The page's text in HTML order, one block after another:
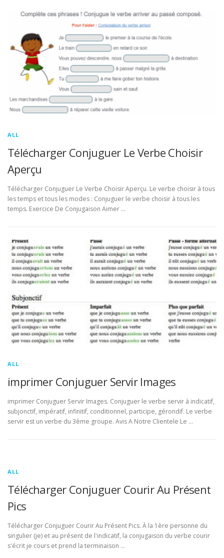
ALL
Télécharger Conjuguer Le Verbe Choisir
Aperçu
Télécharger Conjuguer Le Verbe Choisir Aperçu. Le verbe choisir à tous
les temps et tous les modes : Conjuguer le verbe choisir à tous les
temps. Exercice De Conjugaison Aimer …
ALL
imprimer Conjuguer Servir Images
imprimer Conjuguer Servir Images. Conjuguer le verbe servir à indicatif,
subjonctif, impératif, infinitif, conditionnel, participe, gérondif. Le verbe
servir est un verbe du 3ème groupe. Avis A Notre Clientele Le …
ALL
Télécharger Conjuguer Courir Au Présent
Pics
Télécharger Conjuguer Courir Au Présent Pics. À la 1ère personne du
singulier (je) et au présent de l'indicatif, la conjugaison du verbe courir
s'écrit je cours et prend la terminaison …